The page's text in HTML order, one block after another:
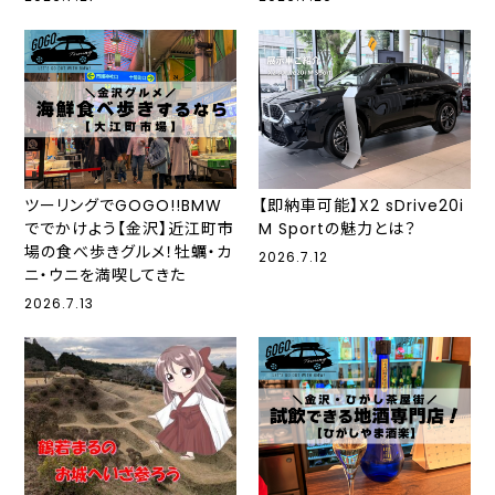
ツーリングでGOGO!!BMW
ででかけよう【金沢】近江町市
場の食べ歩きグルメ！牡蠣・カ
ニ・ウニを満喫してきた
2026.7.13
【即納車可能】X2 sDrive20i
M Sportの魅力とは？
2026.7.12